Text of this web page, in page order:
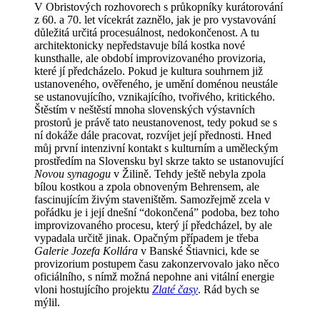
V Obristových rozhovorech s průkopníky kurátorování
z 60. a 70. let vícekrát zaznělo, jak je pro vystavování
důležitá určitá procesuálnost, nedokončenost. A tu
architektonicky nepředstavuje bílá kostka nové
kunsthalle, ale období improvizovaného provizoria,
které jí předcházelo. Pokud je kultura souhrnem již
ustanoveného, ověřeného, je umění doménou neustále
se ustanovujícího, vznikajícího, tvořivého, kritického.
Štěstím v neštěstí mnoha slovenských výstavních
prostorů je právě tato neustanovenost, tedy pokud se s
ní dokáže dále pracovat, rozvíjet její přednosti. Hned
můj první intenzivní kontakt s kulturním a uměleckým
prostředím na Slovensku byl skrze takto se ustanovující
Novou synagogu v Žilině. Tehdy ještě nebyla zpola
bílou kostkou a zpola obnoveným Behrensem, ale
fascinujícím živým staveništěm. Samozřejmě zcela v
pořádku je i její dnešní “dokončená” podoba, bez toho
improvizovaného procesu, který jí předcházel, by ale
vypadala určitě jinak. Opačným případem je třeba
Galerie Jozefa Kollára v Banské Štiavnici, kde se
provizorium postupem času zakonzervovalo jako něco
oficiálního, s nímž možná nepohne ani vitální energie
vloni hostujícího projektu Zlaté časy. Rád bych se
mýlil.